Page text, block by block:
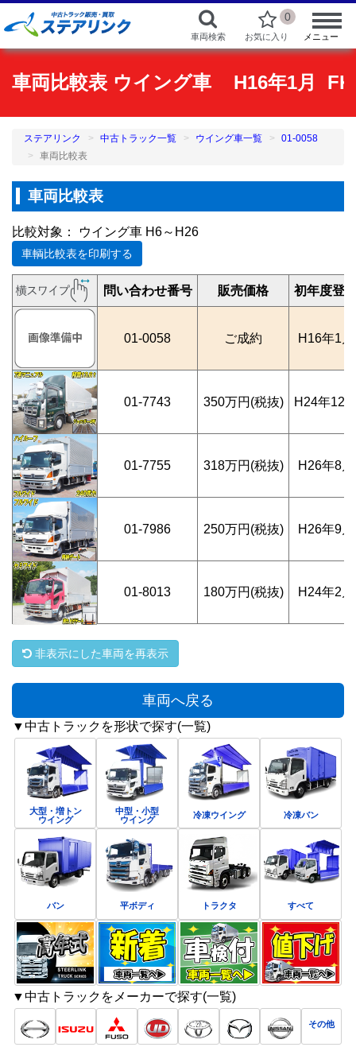
車両検索
0
お気に入り メニュー
車両比較表 ウイング車 H16年1月
ステアリンク 中古トラック一覧 ウイング車一覧
01-0058
車両比較表
車両比較表
比較対象： ウイング車 H6～H26
車輌比較表を印刷する
問い合わせ番号
01-0058
01-7743
01-7755
01-7986
01-8013
販売価格
ご成約
350万円(税抜)
318万円(税抜)
250万円(税抜)
180万円(税抜)
初年度登
H16年1月
H24年12
H26年8月
H26年9月
H24年2月
非表示にした車両を再表示
車両へ戻る
▼中古トラックを形状で探す(一覧)
大型・増トン
ウイング
中型・小型
ウイング
冷凍ウイング 冷凍バン
バン 平ボディ トラクタ すべて
▼中古トラックをメーカーで探す(一覧)
その他